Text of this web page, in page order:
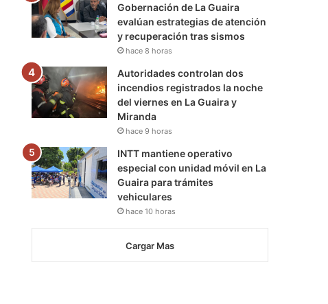
Gobernación de La Guaira
evalúan estrategias de atención
y recuperación tras sismos
hace 8 horas
Autoridades controlan dos
incendios registrados la noche
del viernes en La Guaira y
Miranda
hace 9 horas
INTT mantiene operativo
especial con unidad móvil en La
Guaira para trámites
vehiculares
hace 10 horas
Cargar Mas